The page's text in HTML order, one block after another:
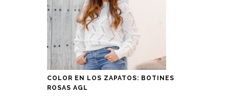
COLOR EN LOS ZAPATOS: BOTINES
ROSAS AGL